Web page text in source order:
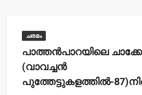
ചരമം
പാത്തന്‍പാറയിലെ
(വാവച്ചന്‍
പുത്തേട്ടുകളത്തില്‍-